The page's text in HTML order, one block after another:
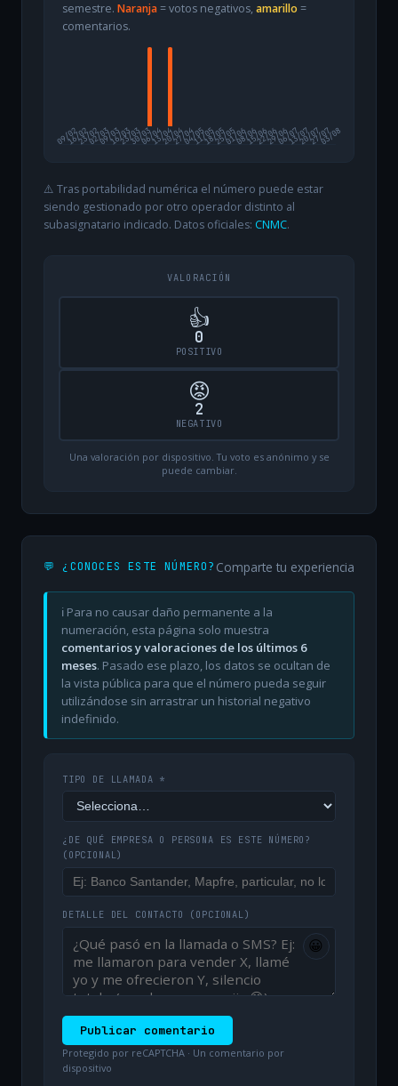
semestre. Naranja= votos negativos, amarillo =
comentarios.
09/02
16/0223/0202/0309/0316/0323/0330/0306/0413/0420/0427/0404/0511/0518/0525/0501/0608/0615/0622/0629/0606/0713/0720/0727/07
03/08
⚠️ Tras portabilidad numérica el número puede estar
siendo gestionado por otro operador distinto al
subasignatario indicado. Datos oficiales: CNMC.
VALORACIÓN
👍
0
POSITIVO
😡
2
NEGATIVO
Una valoración por dispositivo. Tu voto es anónimo y se
puede cambiar.
💬 ¿CONOCES ESTE NÚMERO? Comparte tu experiencia
ℹ️ Para no causar daño permanente a la
numeración, esta página solo muestra
comentarios y valoraciones de los últimos 6
meses. Pasado ese plazo, los datos se ocultan de
la vista pública para que el número pueda seguir
utilizándose sin arrastrar un historial negativo
indefinido.
TIPO DE LLAMADA *
¿DE QUÉ EMPRESA O PERSONA ES ESTE NÚMERO?
(OPCIONAL)
DETALLE DEL CONTACTO (OPCIONAL)
😀
Publicar comentario
Protegido por reCAPTCHA · Un comentario por
dispositivo